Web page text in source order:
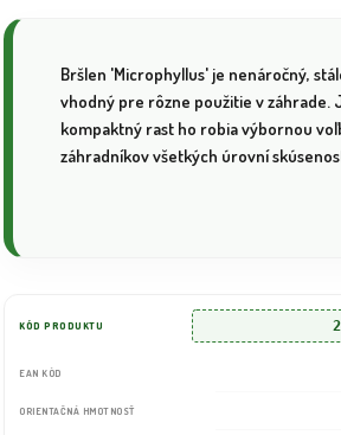
Bršlen 'Microphyllus' je nenáročný,
vhodný pre rôzne použitie v záhrade.
kompaktný rast ho robia výbornou
záhradníkov všetkých úrovní
KÓD PRODUKTU
EAN KÓD
ORIENTAČNÁ HMOTNOSŤ